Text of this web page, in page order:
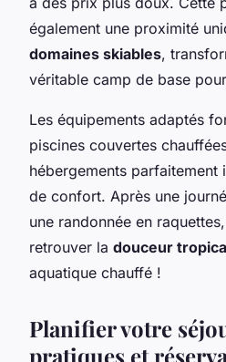
également une proximité
domaines skiables,
véritable camp de base
Les équipements adaptés
piscines couvertes
hébergements parfaitement
de confort. Après une
une randonnée en
retrouver la douceur
aquatique chauffé !
Planifier votre
pratiques et